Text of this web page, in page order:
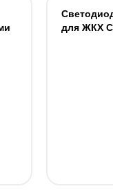
для ЖКХ